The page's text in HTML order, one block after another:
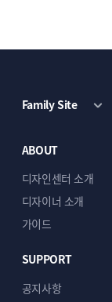
Family Site
ABOUT
디자인센터 소개
디자이너 소개
가이드
SUPPORT
공지사항